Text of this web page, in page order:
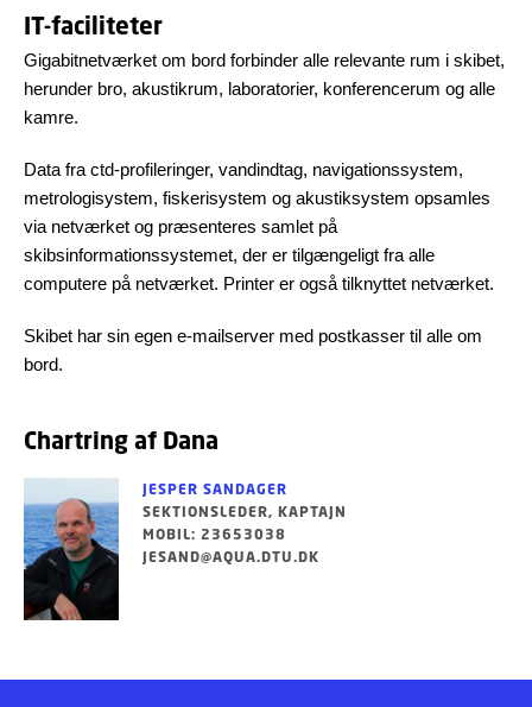
IT-faciliteter
Gigabitnetværket om bord forbinder alle relevante rum i skibet,
herunder bro, akustikrum, laboratorier, konferencerum og alle
kamre.
Data fra ctd-profileringer, vandindtag, navigationssystem,
metrologisystem, fiskerisystem og akustiksystem opsamles
via netværket og præsenteres samlet på
skibsinformationssystemet, der er tilgængeligt fra alle
computere på netværket. Printer er også tilknyttet netværket.
Skibet har sin egen e-mailserver med postkasser til alle om
bord.
Chartring af Dana
JESPER SANDAGER
SEKTIONSLEDER, KAPTAJN
MOBIL: 23653038
JESAND@AQUA.DTU.DK